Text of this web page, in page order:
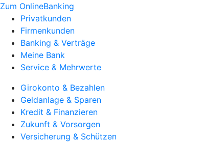
Zum OnlineBanking
Privatkunden
Firmenkunden
Banking & Verträge
Meine Bank
Service & Mehrwerte
Girokonto & Bezahlen
Geldanlage & Sparen
Kredit & Finanzieren
Zukunft & Vorsorgen
Versicherung & Schützen